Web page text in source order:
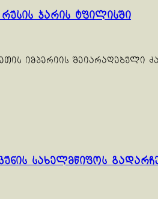
ჯარის ტფილისში
იმპერიის
სახელმწიფოს